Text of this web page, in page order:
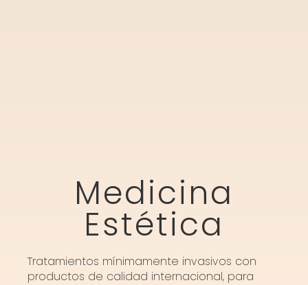
Medicina
Estética
Tratamientos mínimamente invasivos con
productos de calidad internacional, para